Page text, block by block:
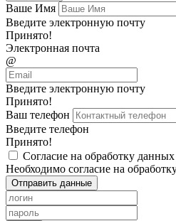
Ваше Имя
Введите электронную почту
Принято!
Электронная почта
@
Введите электронную почту
Принято!
Ваш телефон
Введите телефон
Принято!
Согласие на обработку данных
Необходимо согласие на
Отправить данные